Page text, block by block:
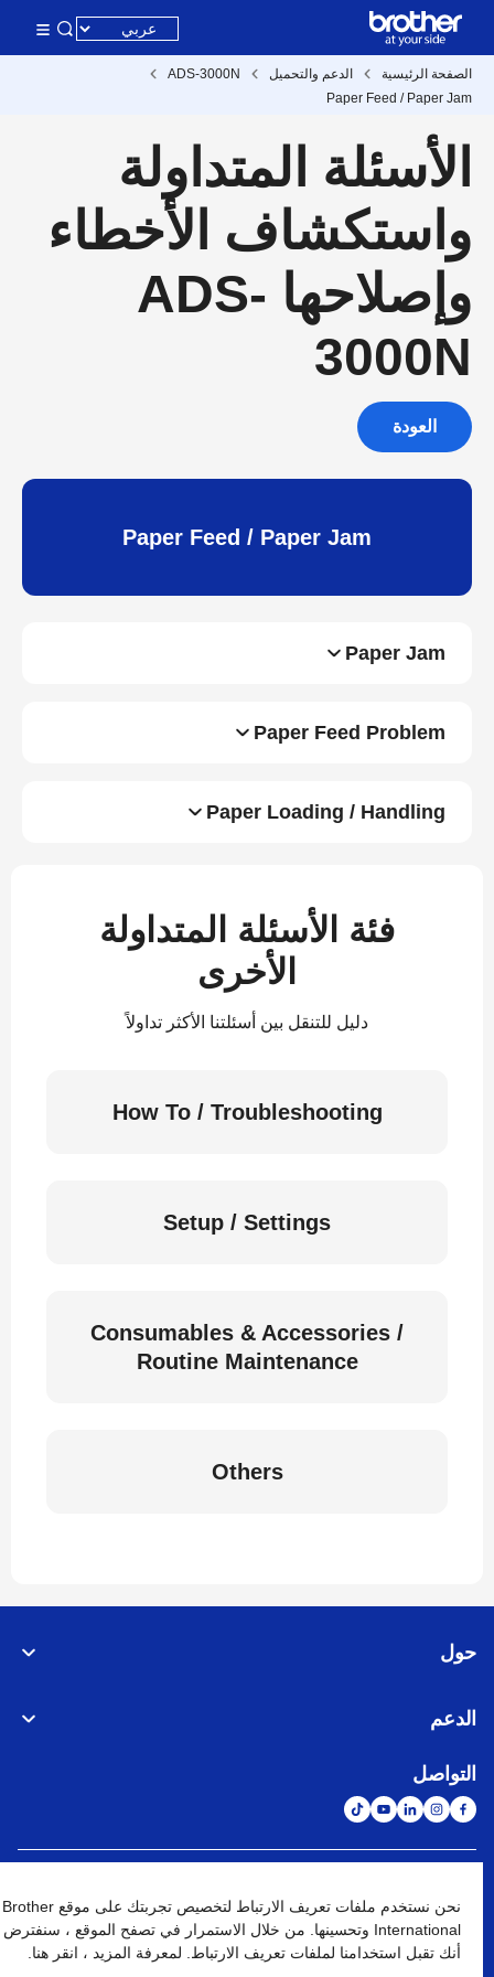
الصفحة الرئيسية الدعم والتحميل
ADS-3000N
Paper Feed / Paper Jam
الأسئلة المتداولة
واستكشاف الأخطاء
وإصلاحها ADS-
3000N
العودة
Paper Feed / Paper Jam
Paper Jam
Paper Feed Problem
Paper Loading / Handling
فئة الأسئلة المتداولة
الأخرى
دليل للتنقل بين أسئلتنا الأكثر تداولاً
How To / Troubleshooting
Setup / Settings
Consumables & Accessories /
Routine Maintenance
Others
حول
الدعم
التواصل
نهج الخصوصية شروط الإستخدام خريطة الموقع الإنتقال إلى الموقع العالمي
نحن نستخدم ملفات تعريف الارتباط لتخصيص تجربتك على موقع Brother
International وتحسينها. من خلال الاستمرار في تصفح الموقع ، سنفترض
أنك تقبل استخدامنا لملفات تعريف الارتباط. لمعرفة المزيد ، انقر هنا.